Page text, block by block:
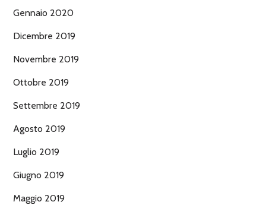
Gennaio 2020
Dicembre 2019
Novembre 2019
Ottobre 2019
Settembre 2019
Agosto 2019
Luglio 2019
Giugno 2019
Maggio 2019